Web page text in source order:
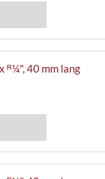
ᴿ¼", 40 mm lang